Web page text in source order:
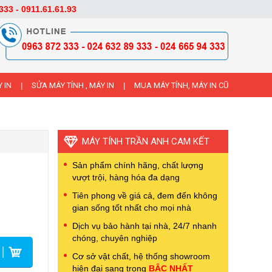
IN SỬA MÁY TÍNH , MÁY IN MUA MÁY TÍNH, MÁY IN CŨ
MÁY TÍNH TRẦN ANH CAM KẾT
Sản phẩm chính hãng, chất lượng
vượt trội, hàng hóa đa dạng
Tiên phong về giá cả, đem đến không
gian sống tốt nhất cho mọi nhà
Dịch vụ bảo hành tại nhà, 24/7 nhanh
chóng, chuyên nghiệp
Cơ sở vật chất, hệ thống showroom
hiện đại sang trọng BẬC NHẤT
- 0911.61.61.93